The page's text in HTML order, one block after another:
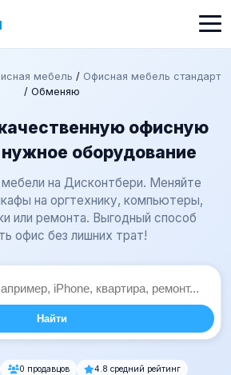
мебель / Офисная мебель стандарт
/ Обменяю
офисную
оборудование
на Дисконтбери. Меняйте
на оргтехнику, компьютеры,
или ремонта. Выгодный способ
офис без лишних трат!
Найти
0 продавцов
4.8 средний рейтинг